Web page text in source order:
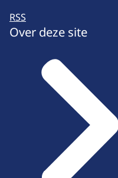
RSS
Over deze site